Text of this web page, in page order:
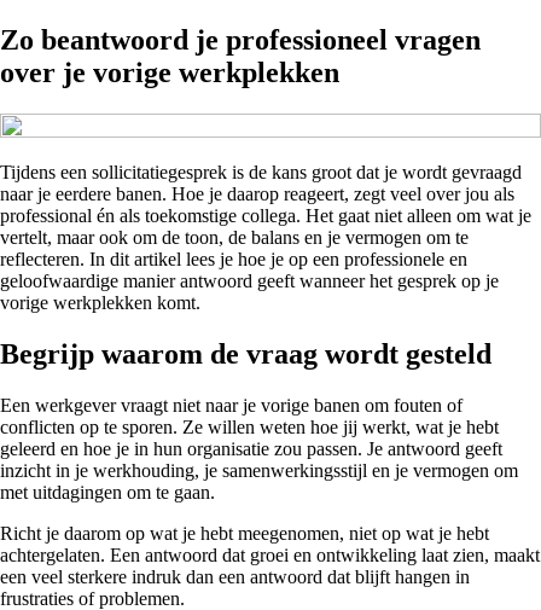
Zo beantwoord je professioneel vragen
over je vorige werkplekken
Tijdens een sollicitatiegesprek is de kans groot dat je wordt gevraagd
naar je eerdere banen. Hoe je daarop reageert, zegt veel over jou als
professional én als toekomstige collega. Het gaat niet alleen om wat je
vertelt, maar ook om de toon, de balans en je vermogen om te
reflecteren. In dit artikel lees je hoe je op een professionele en
geloofwaardige manier antwoord geeft wanneer het gesprek op je
vorige werkplekken komt.
Begrijp waarom de vraag wordt gesteld
Een werkgever vraagt niet naar je vorige banen om fouten of
conflicten op te sporen. Ze willen weten hoe jij werkt, wat je hebt
geleerd en hoe je in hun organisatie zou passen. Je antwoord geeft
inzicht in je werkhouding, je samenwerkingsstijl en je vermogen om
met uitdagingen om te gaan.
Richt je daarom op wat je hebt meegenomen, niet op wat je hebt
achtergelaten. Een antwoord dat groei en ontwikkeling laat zien, maakt
een veel sterkere indruk dan een antwoord dat blijft hangen in
frustraties of problemen.